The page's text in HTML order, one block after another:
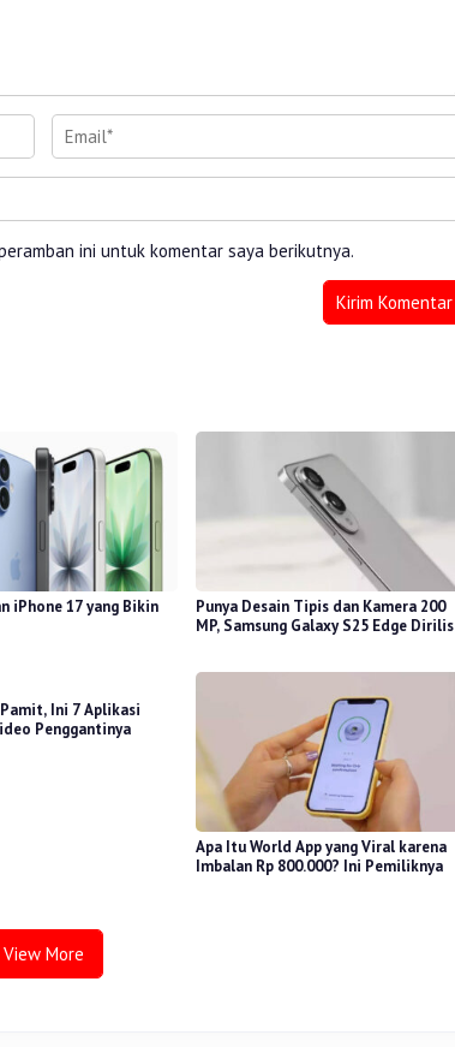
ini untuk komentar saya berikutnya.
iPhone 17 yang Bikin
Punya Desain Tipis dan Kamera 200
MP, Samsung Galaxy S25 Edge Dirilis
Ini 7 Aplikasi
Penggantinya
Apa Itu World App yang Viral karena
Imbalan Rp 800.000? Ini Pemiliknya
View More